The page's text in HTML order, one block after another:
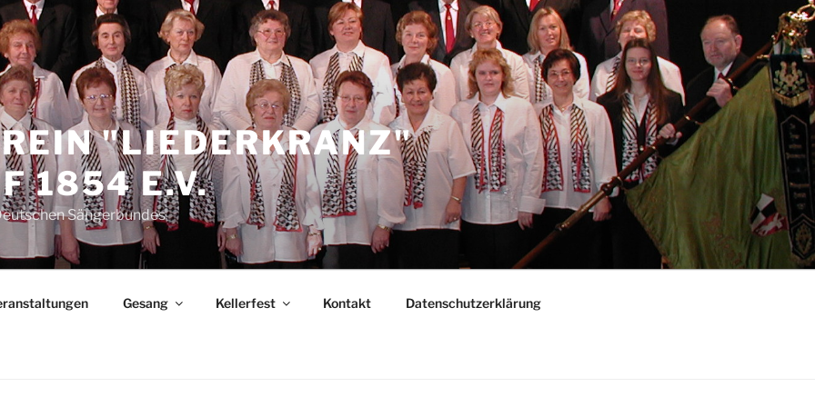
"LIEDERKRANZ"
1854 E.V.
Sängerbundes
Gesang Kellerfest Kontakt Datenschutzerklärung